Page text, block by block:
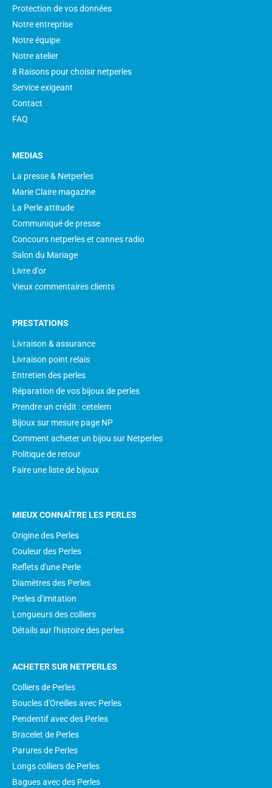
Protection de vos données
Notre entreprise
Notre équipe
Notre atelier
8 Raisons pour choisir netperles
Service exigeant
Contact
FAQ
MEDIAS
La presse & Netperles
Marie Claire magazine
La Perle attitude
Communiqué de presse
Concours netperles et cannes radio
Salon du Mariage
Livre d'or
Vieux commentaires clients
PRESTATIONS
Livraison & assurance
Livraison point relais
Entretien des perles
Réparation de vos bijoux de perles
Prendre un crédit : cetelem
Bijoux sur mesure page NP
Comment acheter un bijou sur Netperles
Politique de retour
Faire une liste de bijoux
MIEUX CONNAÎTRE LES PERLES
Origine des Perles
Couleur des Perles
Reflets d'une Perle
Diamètres des Perles
Perles d'imitation
Longueurs des colliers
Détails sur l'histoire des perles
ACHETER SUR NETPERLES
Colliers de Perles
Boucles d'Oreilles avec Perles
Pendentif avec des Perles
Bracelet de Perles
Parures de Perles
Longs colliers de Perles
Bagues avec des Perles